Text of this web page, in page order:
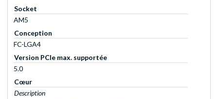
Socket
AM5
Conception
FC-LGA4
Version PCIe max. supportée
5.0
Cœur
Description